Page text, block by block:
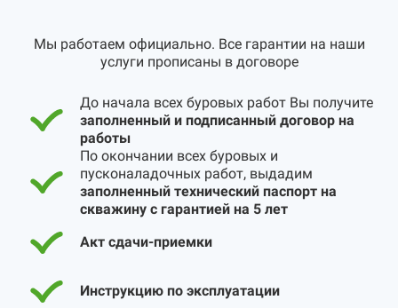
Мы работаем официально. Все гарантии на наши
услуги прописаны в договоре
До начала всех буровых работ Вы получите
заполненный и подписанный договор на
работы
По окончании всех буровых и
пусконаладочных работ, выдадим
заполненный технический паспорт на
скважину с гарантией на 5 лет
Акт сдачи-приемки
Инструкцию по эксплуатации